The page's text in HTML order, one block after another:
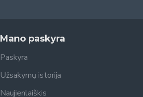
Mano paskyra
Paskyra
Užsakymų istorija
Naujienlaiškis